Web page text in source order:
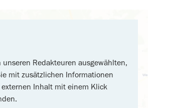
Redakteuren ausgewählten,
mit zusätzlichen Informationen
Inhalt mit einem Klick